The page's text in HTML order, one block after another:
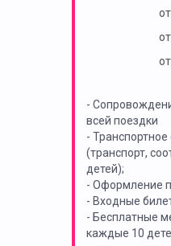
-
всей поездки
-
(транспорт,
детей);
- Оформление
- Входные
- Бесплатные
каждые 10